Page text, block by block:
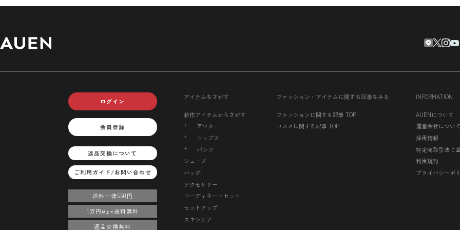
ログイン
会員登録
返品交換について
ご利用ガイド/お問い合わせ
送料一律550円
1万円 以上で送料無料
返品交換無料
アイテムをさがす
新作アイテムからさがす
アウター
トップス
パンツ
シューズ
バッグ
アクセサリー
コーディネートセット
セットアップ
スキンケア
ファッション・アイテムに関する記事をみる
ファッションに関する記事 TOP
コスメに関する記事 TOP
INFORMATION
AUENについて
運営会社について
採用情報
特定商取引法に
利用規約
プライバシーポ